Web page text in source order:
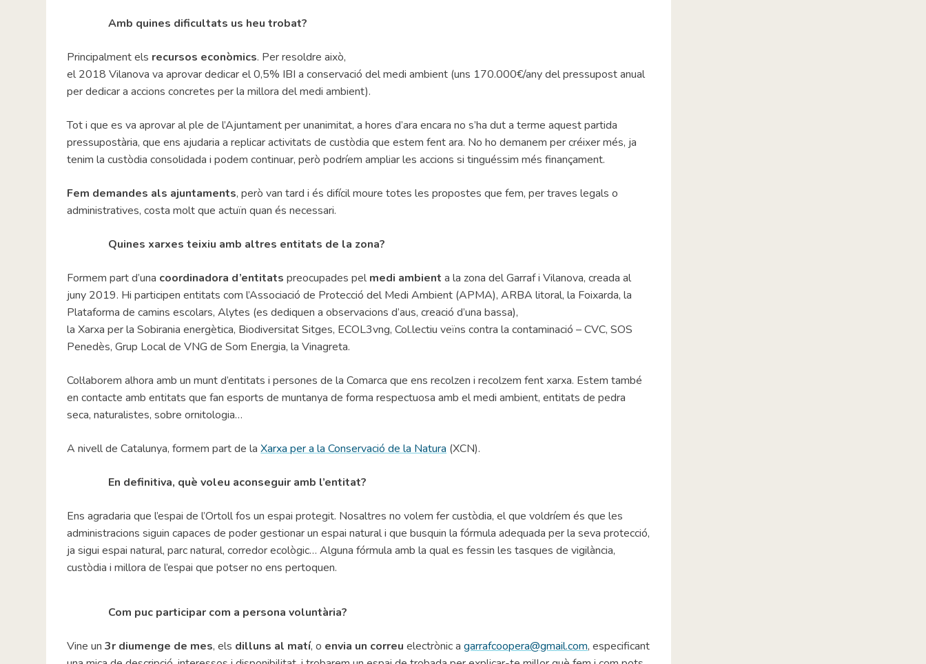
Amb quines dificultats us heu trobat?
Principalment els recursos econòmics. Per resoldre això,
el 2018 Vilanova va aprovar dedicar el 0,5% IBI a conservació del medi ambient (uns 170.000€/any del pressupost anual
per dedicar a accions concretes per la millora del medi ambient).
Tot i que es va aprovar al ple de l’Ajuntament per unanimitat, a hores d’ara encara no s’ha dut a terme aquest partida
pressupostària, que ens ajudaria a replicar activitats de custòdia que estem fent ara. No ho demanem per créixer més, ja
tenim la custòdia consolidada i podem continuar, però podríem ampliar les accions si tinguéssim més finançament.
Fem demandes als ajuntaments, però van tard i és difícil moure totes les propostes que fem, per traves legals o
administratives, costa molt que actuïn quan és necessari.
Quines xarxes teixiu amb altres entitats de la zona?
Formem part d’una coordinadora d’entitats preocupades pelmedi ambienta la zona del Garraf i Vilanova, creada al
juny 2019. Hi participen entitats com l’Associació de Protecció del Medi Ambient (APMA), ARBA litoral, la Foixarda, la
Plataforma de camins escolars, Alytes (es dediquen a observacions d’aus, creació d’una bassa),
la Xarxa per la Sobirania energètica, Biodiversitat Sitges, ECOL3vng, Col.lectiu veïns contra la contaminació – CVC, SOS
Penedès, Grup Local de VNG de Som Energia, la Vinagreta.
Col·laborem alhora amb un munt d’entitats i persones de la Comarca que ens recolzen i recolzem fent xarxa. Estem també
en contacte amb entitats que fan esports de muntanya de forma respectuosa amb el medi ambient, entitats de pedra
seca, naturalistes, sobre ornitologia…
A nivell de Catalunya, formem part de laXarxa per a la Conservació de la Natura (XCN).
En definitiva, què voleu aconseguir amb l’entitat?
Ens agradaria que l’espai de l’Ortoll fos un espai protegit. Nosaltres no volem fer custòdia, el que voldríem és que les
administracions siguin capaces de poder gestionar un espai natural i que busquin la fórmula adequada per la seva protecció,
ja sigui espai natural, parc natural, corredor ecològic… Alguna fórmula amb la qual es fessin les tasques de vigilància,
custòdia i millora de l’espai que potser no ens pertoquen.
Com puc participar com a persona voluntària?
Vine un3r diumenge de mes, els dilluns al matí, o envia un correuelectrònic agarrafcoopera@gmail.com, especificant